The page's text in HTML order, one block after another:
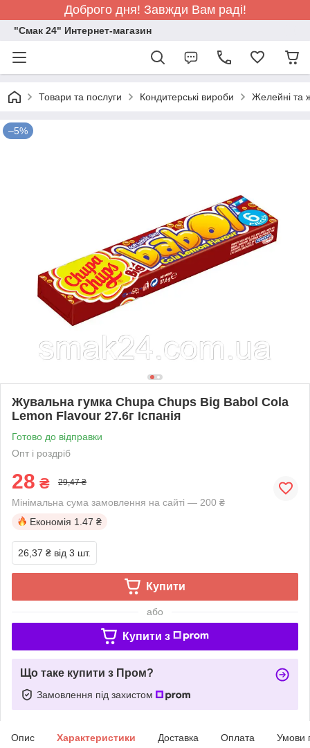
Доброго дня! Завжди Вам раді!
"Смак 24" Интернет-магазин
Товари та послуги Кондитерські вироби Желейні та
–5%
Жувальна гумка Chupa Chups Big Babol Cola
Lemon Flavour 27.6г Іспанія
Готово до відправки
Опт і роздріб
28 ₴ 29,47 ₴
Мінімальна сума замовлення на сайті — 200 ₴
Економія 1.47 ₴
26,37 ₴ від 3 шт.
Купити
або
Купити з
Що таке купити з Пром?
Замовлення під захистом
Опис Характеристики Доставка Оплата Умови